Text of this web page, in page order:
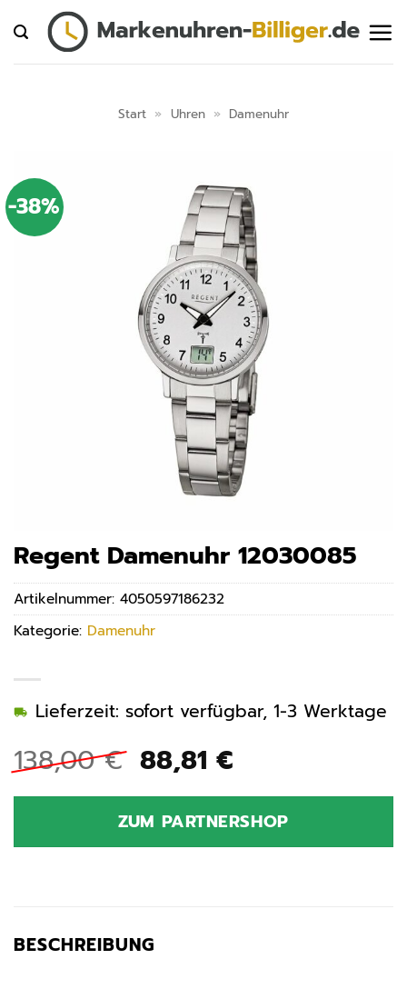
Inhalt
springen
Start » Uhren » Damenuhr
-38%
Regent Damenuhr 12030085
138,00€ Ursprünglicher
Preis
war:
138,00 €
88,81 €Aktueller
ist:
88,81 €.
Lieferzeit: sofort verfügbar, 1-3 Werktage
ZUM PARTNERSHOP
Artikelnummer: 4050597186232
Kategorie: Damenuhr
BESCHREIBUNG